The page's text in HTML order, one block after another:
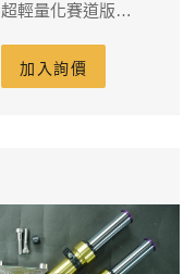
超輕量化賽道版短
加入詢價